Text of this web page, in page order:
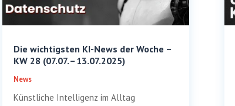
Die wichtigsten KI-News der Woche –
KW 28 (07.07. – 13.07.2025)
News
Künstliche Intelligenz im Alltag